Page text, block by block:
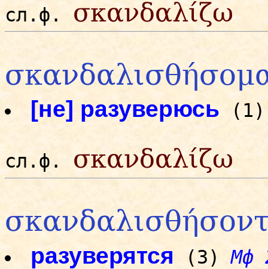
сл.ф. σκανδαλίζω
[не] разуверюсь
сл.ф. σκανδαλίζω
разуверятся (3)Мф